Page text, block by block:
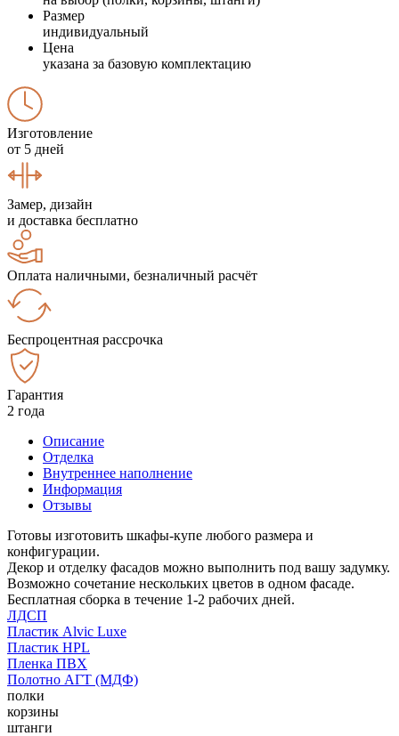
Размер
индивидуальный
Цена
указана за базовую комплектацию
Изготовление
от 5 дней
Замер, дизайн
и доставка бесплатно
Оплата наличными, безналичный расчёт
Беспроцентная рассрочка
Гарантия
2 года
Описание
Отделка
Внутреннее наполнение
Информация
Отзывы
Готовы изготовить шкафы-купе любого размера и
конфигурации.
Декор и отделку фасадов можно выполнить под вашу задумку.
Возможно сочетание нескольких цветов в одном фасаде.
Бесплатная сборка в течение 1-2 рабочих дней.
ЛДСП
Пластик Alvic Luxe
Пластик HPL
Пленка ПВХ
Полотно АГТ (МДФ)
полки
корзины
штанги